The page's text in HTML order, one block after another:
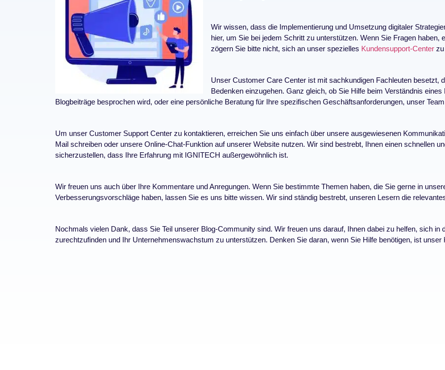
Wir wissen, dass die Implementierung und Umsetzung digitaler
hier, um Sie bei jedem Schritt zu unterstützen. Wenn Sie Fragen haben,
zögern Sie bitte nicht, sich an unser spezielles Kundensupport-Center
Unser Customer Care Center ist mit sachkundigen Fachleuten besetzt,
Bedenken einzugehen. Ganz gleich, ob Sie Hilfe beim Verständnis
Blogbeiträge besprochen wird, oder eine persönliche Beratung für Ihre spezifischen Geschäftsanforderungen, unser
Um unser Customer Support Center zu kontaktieren, erreichen Sie uns einfach über unsere ausgewiesenen
Mail schreiben oder unsere Online-Chat-Funktion auf unserer Website nutzen. Wir sind bestrebt, Ihnen einen schnellen
sicherzustellen, dass Ihre Erfahrung mit IGNITECH außergewöhnlich ist.
Wir freuen uns auch über Ihre Kommentare und Anregungen. Wenn Sie bestimmte Themen haben, die Sie gerne in
Verbesserungsvorschläge haben, lassen Sie es uns bitte wissen. Wir sind ständig bestrebt, unseren Lesern die
Nochmals vielen Dank, dass Sie Teil unserer Blog-Community sind. Wir freuen uns darauf, Ihnen dabei zu helfen, sich
zurechtzufinden und Ihr Unternehmenswachstum zu unterstützen. Denken Sie daran, wenn Sie Hilfe benötigen, ist